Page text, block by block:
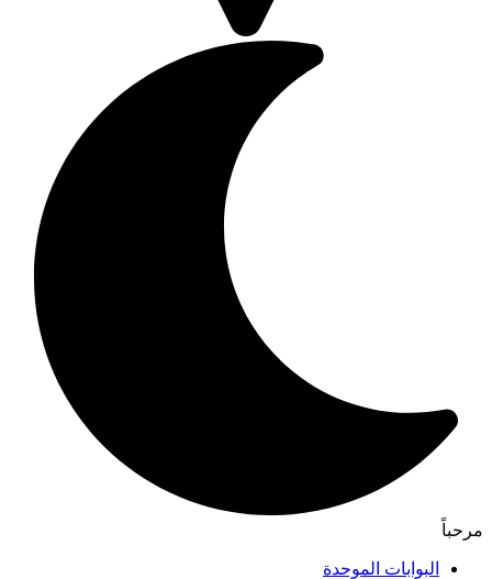
مرحباً
البوابات الموحدة